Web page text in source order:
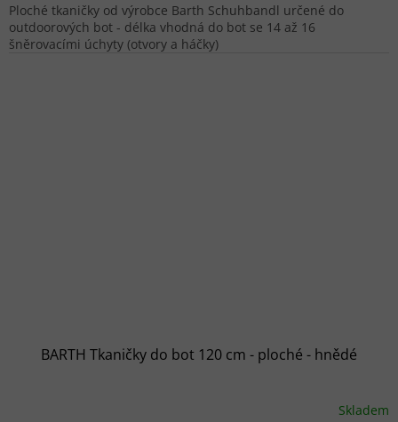
Ploché tkaničky od výrobce Barth Schuhbandl určené do
outdoorových bot - délka vhodná do bot se 14 až 16
šněrovacími úchyty (otvory a háčky)
BARTH Tkaničky do bot 120 cm - ploché - hnědé
Skladem